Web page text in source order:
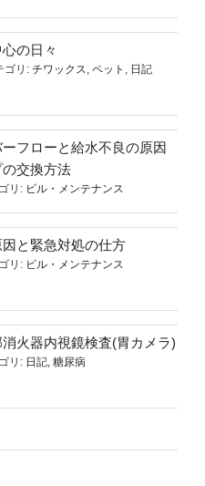
の日々
ゴリ: チワックス, ペット , 日記
フローと給水不良の原因
交換方法
リ: ビル・メンテナンス
と緊急対処の仕方
リ: ビル・メンテナンス
消火器内視鏡検査(胃カメラ)
リ: 日記, 糖尿病